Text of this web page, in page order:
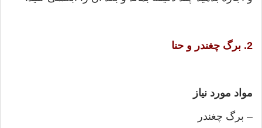
2. برگ چغندر و حنا
مواد مورد نیاز
– برگ چغندر